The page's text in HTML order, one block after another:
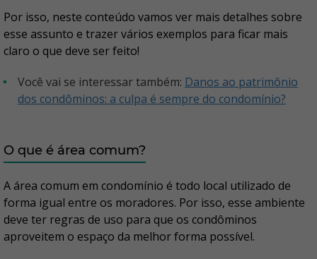
Por isso, neste conteúdo vamos ver mais detalhes sobre
esse assunto e trazer vários exemplos para ficar mais
claro o que deve ser feito!
Você vai se interessar também: Danos ao patrimônio
dos condôminos: a culpa é sempre do condomínio?
O que é área comum?
A área comum em condomínio é todo local utilizado de
forma igual entre os moradores. Por isso, esse ambiente
deve ter regras de uso para que os condôminos
aproveitem o espaço da melhor forma possível.